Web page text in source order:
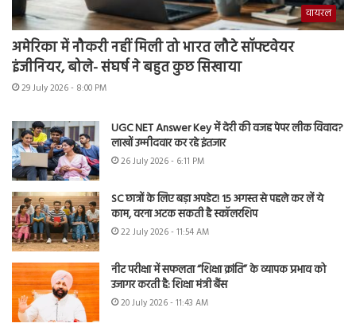
वायरल
अमेरिका में नौकरी नहीं मिली तो भारत लौटे सॉफ्टवेयर
इंजीनियर, बोले- संघर्ष ने बहुत कुछ सिखाया
29 July 2026 - 8:00 PM
UGC NET Answer Key में देरी की वजह पेपर लीक विवाद?
लाखों उम्मीदवार कर रहे इंतजार
26 July 2026 - 6:11 PM
SC छात्रों के लिए बड़ा अपडेट! 15 अगस्त से पहले कर लें ये
काम, वरना अटक सकती है स्कॉलरशिप
22 July 2026 - 11:54 AM
नीट परीक्षा में सफलता “शिक्षा क्रांति” के व्यापक प्रभाव को
उजागर करती है: शिक्षा मंत्री बैंस
20 July 2026 - 11:43 AM